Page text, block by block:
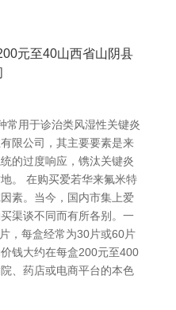
元至40山西省山阴县
常用于诊治类风湿性关键炎
限公司，其主要要素是来
的过度响应，镌汰关键炎
。 在购买爱若华来氟米特
素。当今，国内市集上爱
渠谈不同而有所各别。一
，每盒经常为30片或60片
钱大约在每盒200元至400
、药店或电商平台的本色